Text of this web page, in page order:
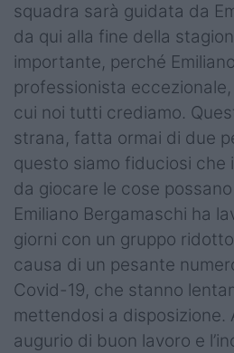
squadra sarà guidata da
da qui alla fine della
importante, perché
professionista
cui noi tutti crediamo.
strana, fatta ormai di due
questo siamo fiduciosi che
da giocare le cose
Emiliano Bergamaschi ha
giorni con un gruppo
causa di un pesante
Covid-19, che stanno
mettendosi a disposizione.
augurio di buon lavoro e